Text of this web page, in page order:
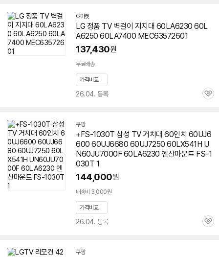
G마켓
LG 정품 TV 벽걸이 지지대 60LA6230 60L
A6250 60LA7400 MEC63572601
137,430원
무료배송
가격비교
26.04. 등록
관
쿠팡
+FS-1030T 삼성 TV 거치대 60인치 60UJ6
600 60UJ6680 60UJ7250 60LX541H U
N60JU7000F60LA6230 엔산마운트 FS-1
030T 1
144,000원
배송비 3,000원
가격비교
26.04. 등록
관
쿠팡